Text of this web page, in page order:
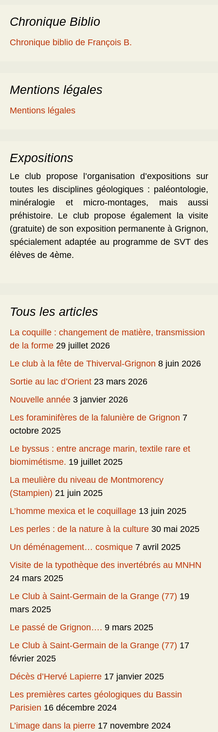
Chronique Biblio
Chronique biblio de François B.
Mentions légales
Mentions légales
Expositions
Le club propose l’organisation d’expositions sur
toutes les disciplines géologiques : paléontologie,
minéralogie et micro-montages, mais aussi
préhistoire. Le club propose également la visite
(gratuite) de son exposition permanente à Grignon,
spécialement adaptée au programme de SVT des
élèves de 4ème.
Tous les articles
La coquille : changement de matière, transmission
de la forme 29 juillet 2026
Le club à la fête de Thiverval-Grignon 8 juin 2026
Sortie au lac d’Orient 23 mars 2026
Nouvelle année 3 janvier 2026
Les foraminifères de la falunière de Grignon 7
octobre 2025
Le byssus : entre ancrage marin, textile rare et
biomimétisme. 19 juillet 2025
La meulière du niveau de Montmorency
(Stampien) 21 juin 2025
L’homme mexica et le coquillage 13 juin 2025
Les perles : de la nature à la culture 30 mai 2025
Un déménagement… cosmique 7 avril 2025
Visite de la typothèque des invertébrés au MNHN
24 mars 2025
Le Club à Saint-Germain de la Grange (77) 19
mars 2025
Le passé de Grignon…. 9 mars 2025
Le Club à Saint-Germain de la Grange (77) 17
février 2025
Décès d’Hervé Lapierre 17 janvier 2025
Les premières cartes géologiques du Bassin
Parisien 16 décembre 2024
L’image dans la pierre 17 novembre 2024